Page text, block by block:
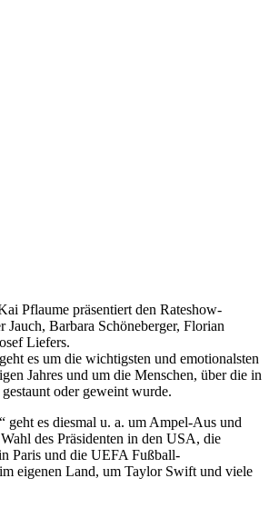
Pflaume präsentiert den Rateshow-
Jauch, Barbara Schöneberger, Florian
Liefers.
es um die wichtigsten und emotionalsten
Jahres und um die Menschen, über die in
oder geweint wurde.
geht es diesmal u. a. um Ampel-Aus und
des Präsidenten in den USA, die
Paris und die UEFA Fußball-
eigenen Land, um Taylor Swift und viele